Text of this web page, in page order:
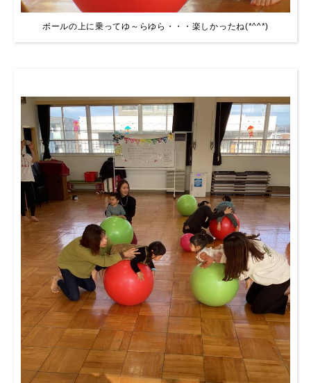
ボールの上に乗ってゆ～らゆら・・・楽しかったね(*^^*)